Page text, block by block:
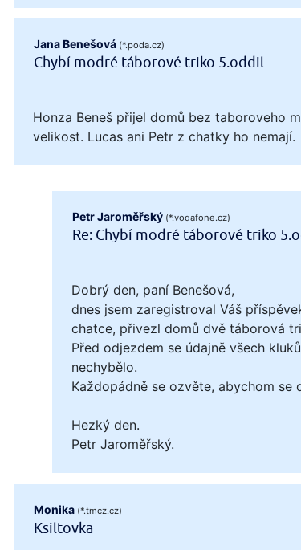
Jana Benešová (*.poda.cz)
Chybí modré táborové triko 5.oddil
Honza Beneš přijel domů bez taboroveho
velikost. Lucas ani Petr z chatky ho nemají.
Petr Jaroměřský (*.vodafone.cz)
Re: Chybí modré táborové triko
Dobrý den, paní Benešová,
dnes jsem zaregistroval Váš
chatce, přivezl domů dvě táborová
Před odjezdem se údajně všech
nechybělo.
Každopádně se ozvěte, abychom
Hezký den.
Petr Jaroměřský.
Monika (*.tmcz.cz)
Ksiltovka